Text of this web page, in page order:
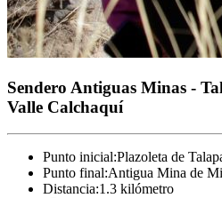
Sendero Antiguas Minas -
Valle Calchaquí
Punto inicial:Plazoleta de
Punto final:Antigua Mina de
Distancia:1.3 kilómetro